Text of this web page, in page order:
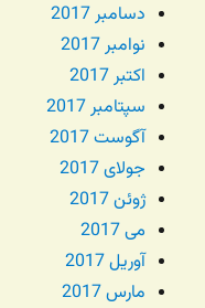
دسامبر 2017
نوامبر 2017
اکتبر 2017
سپتامبر 2017
آگوست 2017
جولای 2017
ژوئن 2017
می 2017
آوریل 2017
مارس 2017